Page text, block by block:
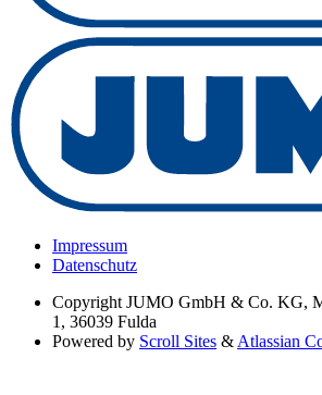
Impressum
Datenschutz
Copyright JUMO GmbH & Co. KG,
1, 36039 Fulda
Powered by Scroll Sites & Atlassian